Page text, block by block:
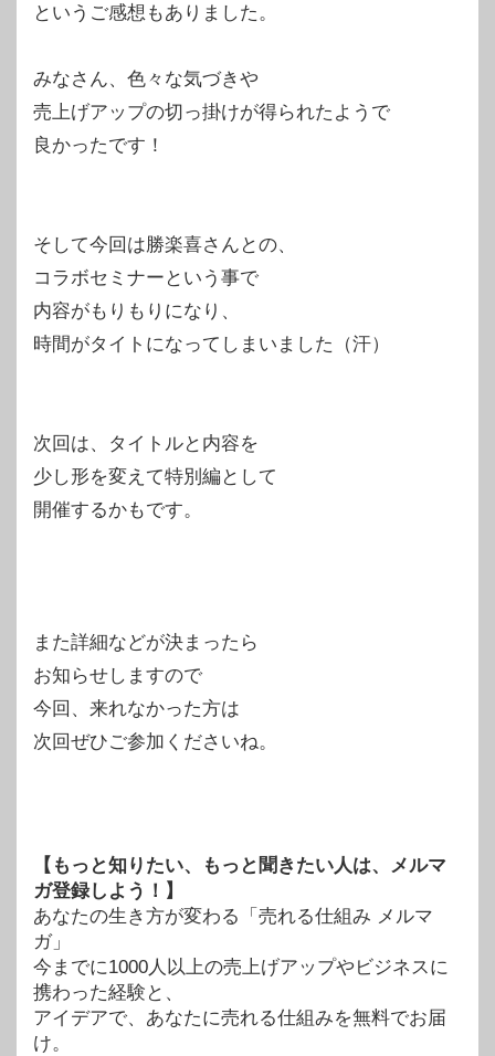
というご感想もありました。
みなさん、色々な気づきや
売上げアップの切っ掛けが得られたようで
良かったです！
そして今回は勝楽喜さんとの、
コラボセミナーという事で
内容がもりもりになり、
時間がタイトになってしまいました（汗）
次回は、タイトルと内容を
少し形を変えて特別編として
開催するかもです。
また詳細などが決まったら
お知らせしますので
今回、来れなかった方は
次回ぜひご参加くださいね。
【もっと知りたい、もっと聞きたい人は、メルマ
ガ登録しよう！】
あなたの生き方が変わる「売れる仕組み メルマ
ガ」
今までに1000人以上の売上げアップやビジネスに
携わった経験と、
アイデアで、あなたに売れる仕組みを無料でお届
け。